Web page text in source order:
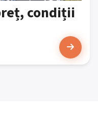
condiții